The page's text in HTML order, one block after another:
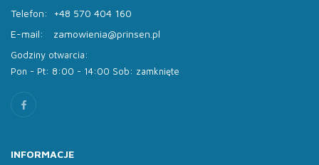
Telefon:
+48 570 404 160
E-mail:
zamowienia@prinsen.pl
Godziny otwarcia:
Pon - Pt: 8:00 - 14:00 Sob: zamknięte
INFORMACJE